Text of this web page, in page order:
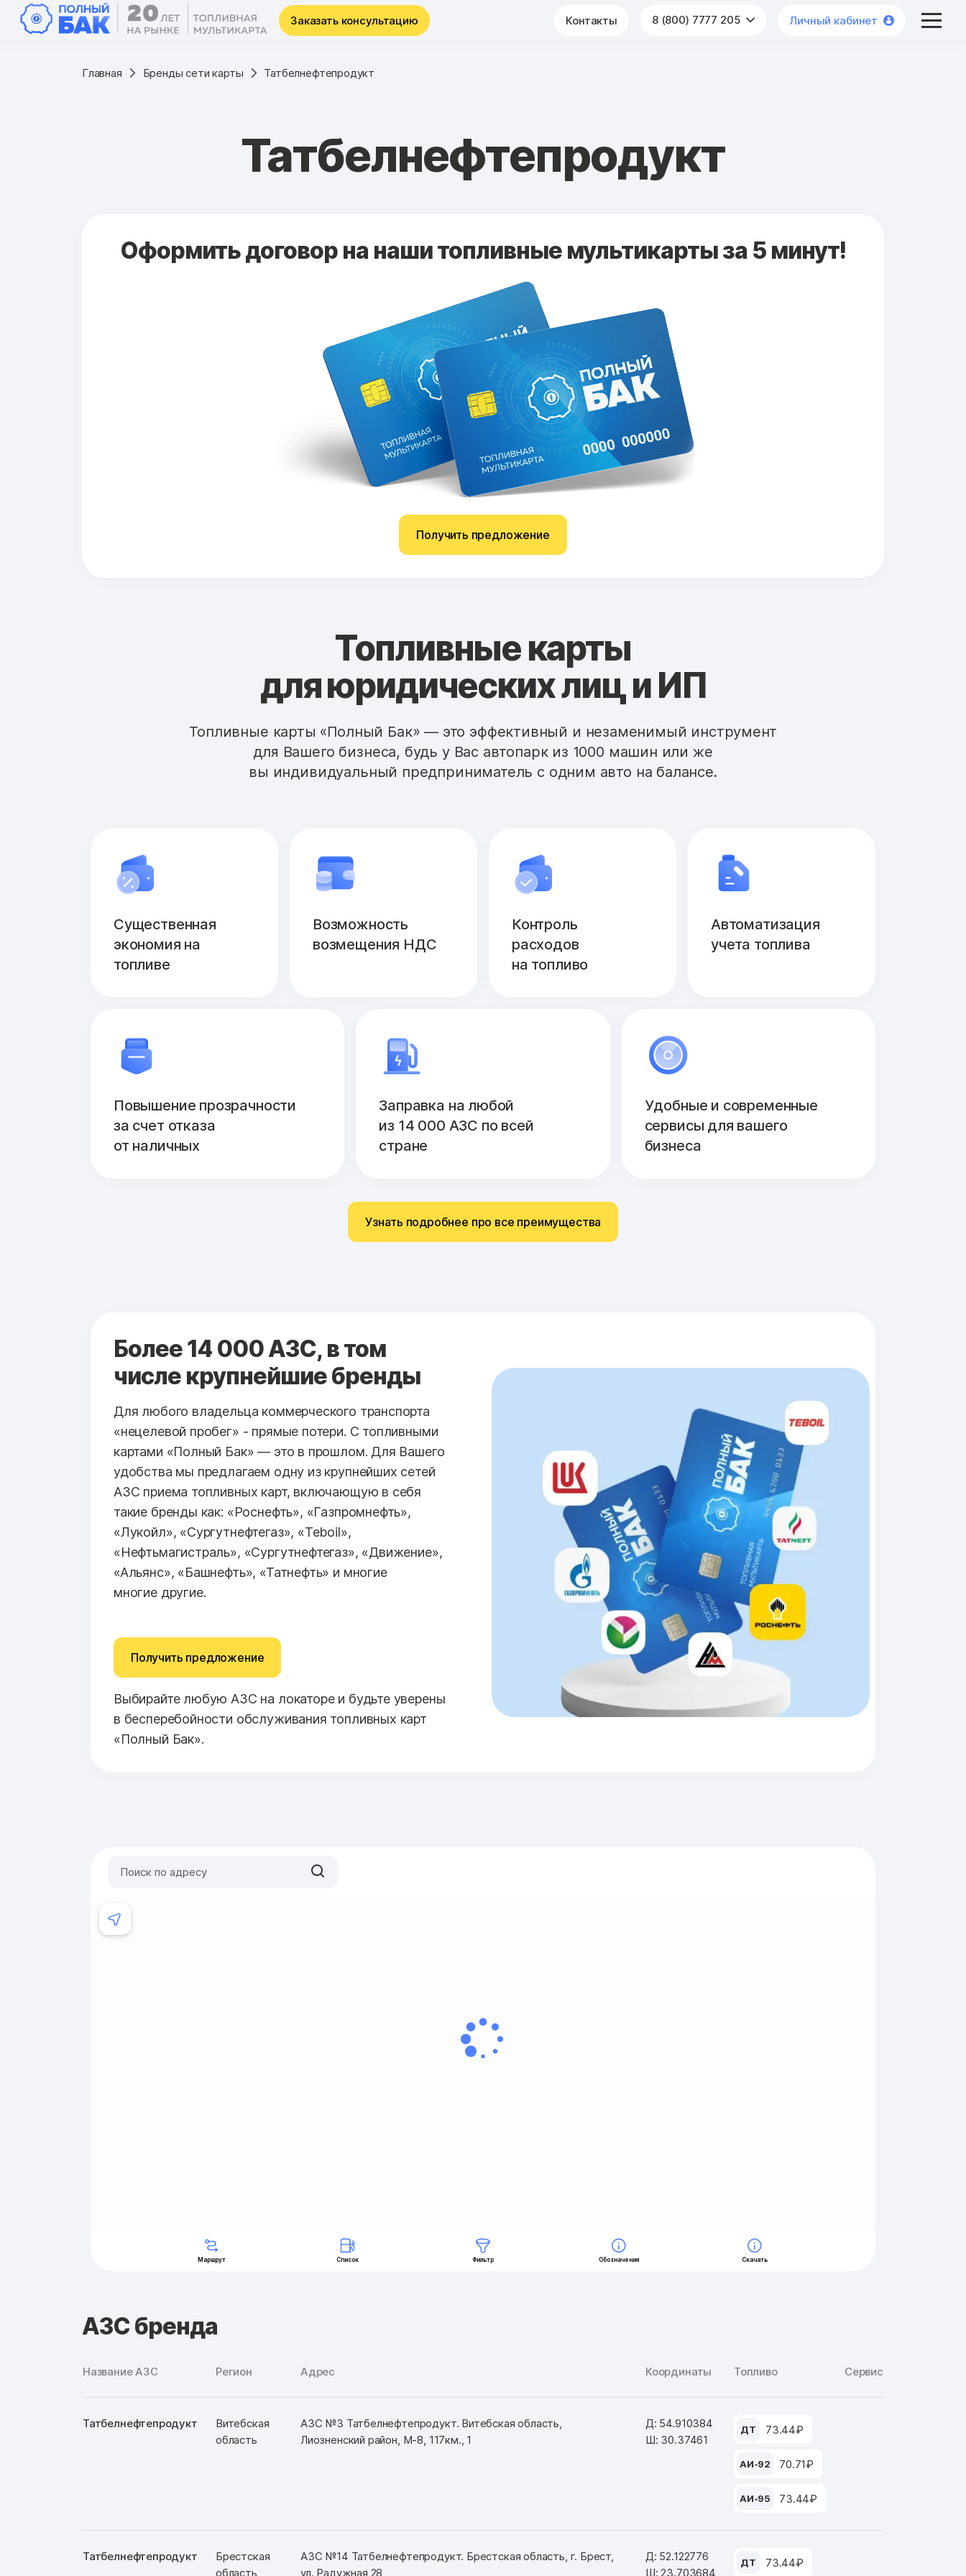
Заказать консультацию Контакты 8 (800) 7777 205 Личный кабинет
Главная Бренды сети карты Татбелнефтепродукт
Татбелнефтепродукт
Оформить договор на наши топливные мультикарты за 5 минут!
Получить предложение
Топливные карты
для юридических лиц и ИП
Топливные карты «Полный Бак» — это эффективный и незаменимый инструмент
для Вашего бизнеса, будь у Вас автопарк из 1000 машин или же
вы индивидуальный предприниматель с одним авто на балансе.
Существенная
экономия на
топливе
Возможность
возмещения НДС
Контроль
расходов
на топливо
Автоматизация
учета топлива
Повышение прозрачности
за счет отказа
от наличных
Заправка на любой
из 14 000 АЗС по всей
стране
Удобные и современные
сервисы для вашего
бизнеса
Узнать подробнее про все преимущества
Более 14 000 АЗС, в том
числе крупнейшие бренды
Для любого владельца коммерческого транспорта
«нецелевой пробег» - прямые потери. С топливными
картами «Полный Бак» — это в прошлом. Для Вашего
удобства мы предлагаем одну из крупнейших сетей
АЗС приема топливных карт, включающую в себя
такие бренды как: «Роснефть», «Газпромнефть»,
«Лукойл», «Сургутнефтегаз», «Teboil»,
«Нефтьмагистраль», «Сургутнефтегаз», «Движение»,
«Альянс», «Башнефть», «Татнефть» и многие
многие другие.
Получить предложение
Выбирайте любую АЗС на локаторе и будьте уверены
в бесперебойности обслуживания топливных карт
«Полный Бак».
АЗС бренда
Название АЗС Регион Адрес Координаты Топливо Сервис
Татбелнефтепродукт
Витебская
область
АЗС №3 Татбелнефтепродукт. Витебская область,
Лиозненский район, М-8, 117км., 1
Д: 54.910384
Ш: 30.37461
ДТ 73.44₽
АИ-92 70.71₽
АИ-95 73.44₽
Татбелнефтепродукт
Брестская
область
АЗС №14 Татбелнефтепродукт. Брестская область, г. Брест,
ул. Радужная 28
Д: 52.122776
Ш: 23.703684
ДТ 73.44₽